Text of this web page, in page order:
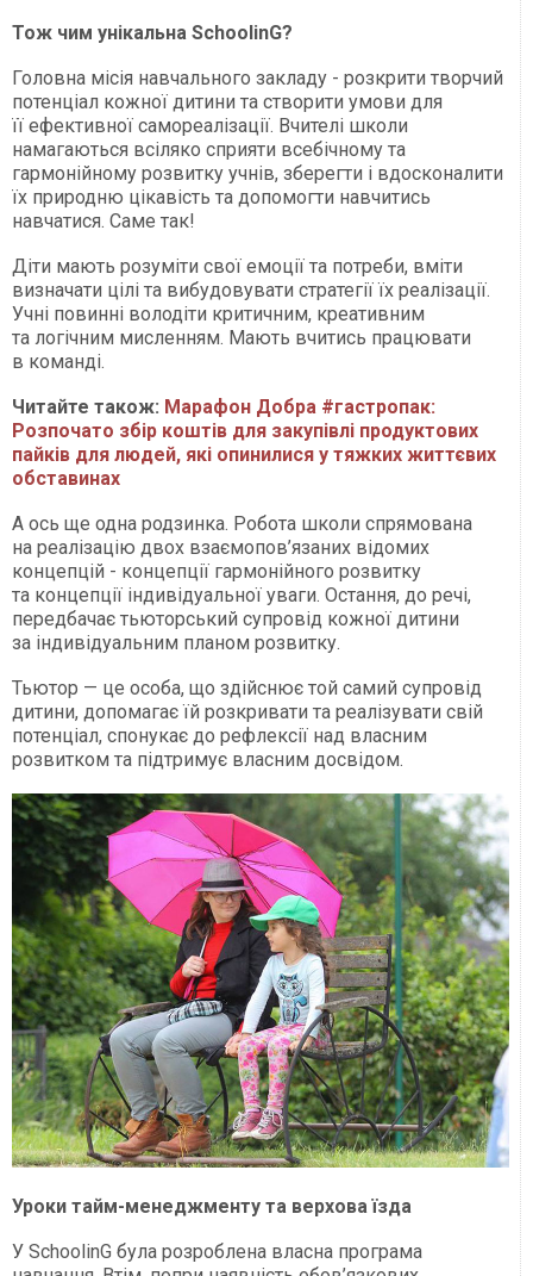
Тож чим унікальна SchoolinG?
Головна місія навчального закладу - розкрити творчий
потенціал кожної дитини та створити умови для
її ефективної самореалізації. Вчителі школи
намагаються всіляко сприяти всебічному та
гармонійному розвитку учнів, зберегти і вдосконалити
їх природню цікавість та допомогти навчитись
навчатися. Саме так!
Діти мають розуміти свої емоції та потреби, вміти
визначати цілі та вибудовувати стратегії їх реалізації.
Учні повинні володіти критичним, креативним
та логічним мисленням. Мають вчитись працювати
в команді.
Читайте також: Марафон Добра #гастропак:
Розпочато збір коштів для закупівлі продуктових
пайків для людей, які опинилися у тяжких життєвих
обставинах
А ось ще одна родзинка. Робота школи спрямована
на реалізацію двох взаємопов’язаних відомих
концепцій - концепції гармонійного розвитку
та концепції індивідуальної уваги. Остання, до речі,
передбачає тьюторський супровід кожної дитини
за індивідуальним планом розвитку.
Тьютор — це особа, що здійснює той самий супровід
дитини, допомагає їй розкривати та реалізувати свій
потенціал, спонукає до рефлексії над власним
розвитком та підтримує власним досвідом.
Уроки тайм-менеджменту та верхова їзда
У SchoolinG була розроблена власна програма